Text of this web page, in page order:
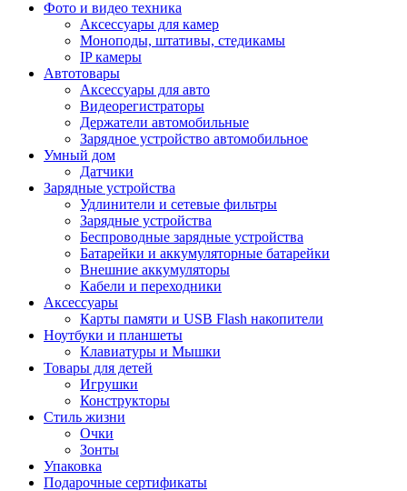
Фото и видео техника
Аксессуары для камер
Моноподы, штативы, стедикамы
IP камеры
Автотовары
Аксессуары для авто
Видеорегистраторы
Держатели автомобильные
Зарядное устройство автомобильное
Умный дом
Датчики
Зарядные устройства
Удлинители и сетевые фильтры
Зарядные устройства
Беспроводные зарядные устройства
Батарейки и аккумуляторные батарейки
Внешние аккумуляторы
Кабели и переходники
Аксессуары
Карты памяти и USB Flash накопители
Ноутбуки и планшеты
Клавиатуры и Мышки
Товары для детей
Игрушки
Конструкторы
Стиль жизни
Очки
Зонты
Упаковка
Подарочные сертификаты